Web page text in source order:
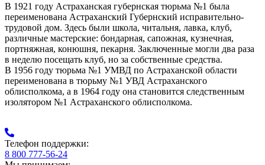
В 1921 году Астраханская губернская тюрьма №1 была
переименована Астраханский Губернский исправительно-
трудовой дом. Здесь были школа, читальня, лавка, клуб,
различные мастерские: бондарная, сапожная, кузнечная,
портняжная, конюшня, пекарня. Заключенные могли два раза
в неделю посещать клуб, но за собственные средства.
В 1956 году тюрьма №1 УМВД по Астраханской области
переименована в тюрьму №1 УВД Астраханского
облисполкома, а в 1964 году она становится следственным
изолятором №1 Астраханского облисполкома.
Телефон поддержки:
8 800 777-56-24